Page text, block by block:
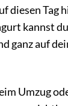
diesen Tag
kannst
ganz auf
Umzug